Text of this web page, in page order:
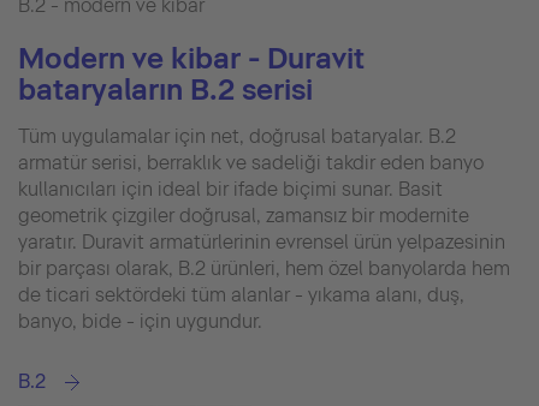
B.2 - modern ve kibar
Modern ve kibar - Duravit
bataryaların B.2 serisi
Tüm uygulamalar için net, doğrusal bataryalar. B.2
armatür serisi, berraklık ve sadeliği takdir eden banyo
kullanıcıları için ideal bir ifade biçimi sunar. Basit
geometrik çizgiler doğrusal, zamansız bir modernite
yaratır. Duravit armatürlerinin evrensel ürün yelpazesinin
bir parçası olarak, B.2 ürünleri, hem özel banyolarda hem
de ticari sektördeki tüm alanlar - yıkama alanı, duş,
banyo, bide - için uygundur.
B.2